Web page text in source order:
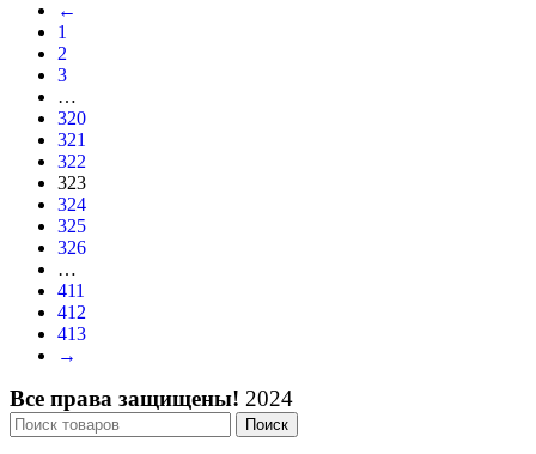
←
1
2
3
…
320
321
322
323
324
325
326
…
411
412
413
→
Все права защищены! 2024
Поиск